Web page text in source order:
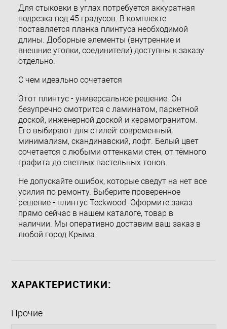
Для стыковки в углах потребуется аккуратная
подрезка под 45 градусов. В комплекте
поставляется планка плинтуса необходимой
длины. Доборные элементы (внутренние и
внешние уголки, соединители) доступны к заказу
отдельно.
С чем идеально сочетается
Этот плинтус - универсальное решение. Он
безупречно смотрится с ламинатом, паркетной
доской, инженерной доской и керамогранитом.
Его выбирают для стилей: современный,
минимализм, скандинавский, лофт. Белый цвет
сочетается с любыми оттенками стен, от тёмного
графита до светлых пастельных тонов.
Не допускайте ошибок, которые сведут на нет все
усилия по ремонту. Выберите проверенное
решение - плинтус Teckwood. Оформите заказ
прямо сейчас в нашем каталоге, товар в
наличии. Мы оперативно доставим ваш заказ в
любой город Крыма.
ХАРАКТЕРИСТИКИ:
Прочие